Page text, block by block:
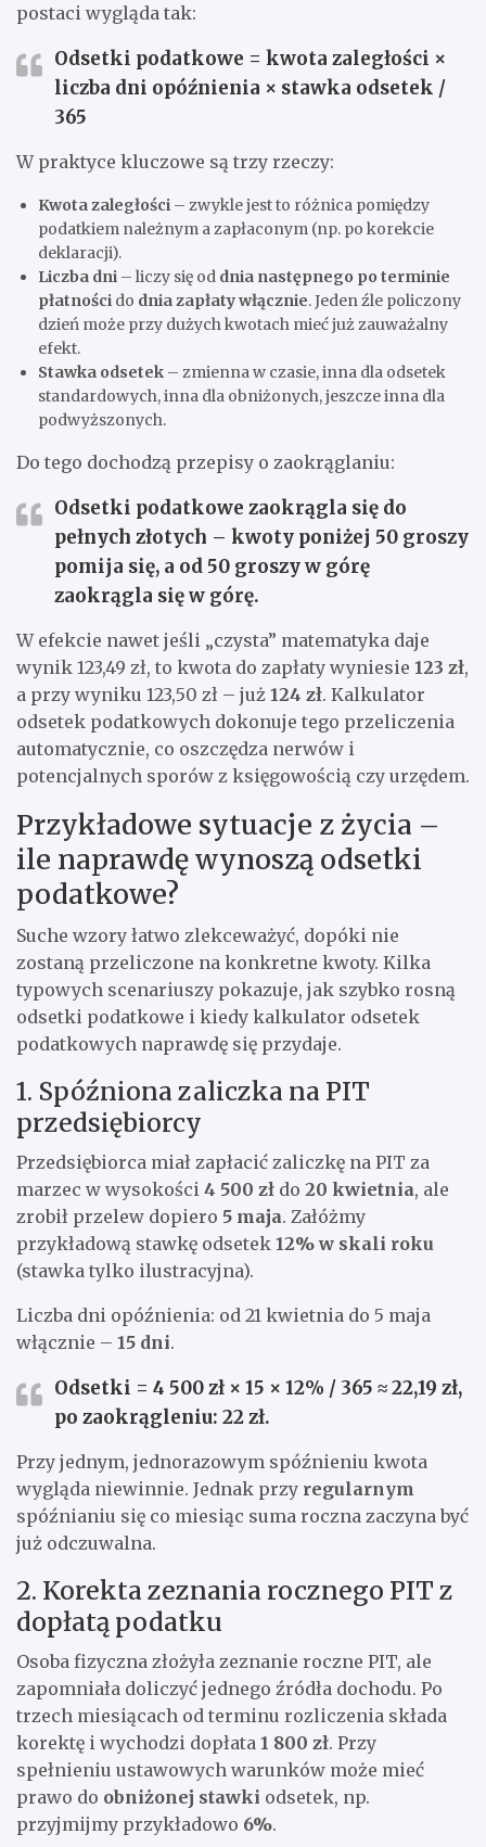
postaci wygląda tak:
Odsetki podatkowe = kwota zaległości ×
liczba dni opóźnienia × stawka odsetek /
365
W praktyce kluczowe są trzy rzeczy:
Kwota zaległości – zwykle jest to różnica pomiędzy
podatkiem należnym a zapłaconym (np. po korekcie
deklaracji).
Liczba dni – liczy się od dnia następnego po terminie
płatności do dnia zapłaty włącznie. Jeden źle policzony
dzień może przy dużych kwotach mieć już zauważalny
efekt.
Stawka odsetek – zmienna w czasie, inna dla odsetek
standardowych, inna dla obniżonych, jeszcze inna dla
podwyższonych.
Do tego dochodzą przepisy o zaokrąglaniu:
Odsetki podatkowe zaokrągla się do
pełnych złotych – kwoty poniżej 50 groszy
pomija się, a od 50 groszy w górę
zaokrągla się w górę.
W efekcie nawet jeśli „czysta” matematyka daje
wynik 123,49 zł, to kwota do zapłaty wyniesie 123 zł,
a przy wyniku 123,50 zł – już 124 zł. Kalkulator
odsetek podatkowych dokonuje tego przeliczenia
automatycznie, co oszczędza nerwów i
potencjalnych sporów z księgowością czy urzędem.
Przykładowe sytuacje z życia –
ile naprawdę wynoszą odsetki
podatkowe?
Suche wzory łatwo zlekceważyć, dopóki nie
zostaną przeliczone na konkretne kwoty. Kilka
typowych scenariuszy pokazuje, jak szybko rosną
odsetki podatkowe i kiedy kalkulator odsetek
podatkowych naprawdę się przydaje.
1. Spóźniona zaliczka na PIT
przedsiębiorcy
Przedsiębiorca miał zapłacić zaliczkę na PIT za
marzec w wysokości 4 500 zł do 20 kwietnia, ale
zrobił przelew dopiero 5 maja. Załóżmy
przykładową stawkę odsetek 12% w skali roku
(stawka tylko ilustracyjna).
Liczba dni opóźnienia: od 21 kwietnia do 5 maja
włącznie – 15 dni.
Odsetki = 4 500 zł × 15 × 12% / 365 ≈22,19 zł,
po zaokrągleniu: 22 zł.
Przy jednym, jednorazowym spóźnieniu kwota
wygląda niewinnie. Jednak przy regularnym
spóźnianiu się co miesiąc suma roczna zaczyna być
już odczuwalna.
2. Korekta zeznania rocznego PIT z
dopłatą podatku
Osoba fizyczna złożyła zeznanie roczne PIT, ale
zapomniała doliczyć jednego źródła dochodu. Po
trzech miesiącach od terminu rozliczenia składa
korektę i wychodzi dopłata 1 800 zł. Przy
spełnieniu ustawowych warunków może mieć
prawo do obniżonej stawki odsetek, np.
przyjmijmy przykładowo 6%.